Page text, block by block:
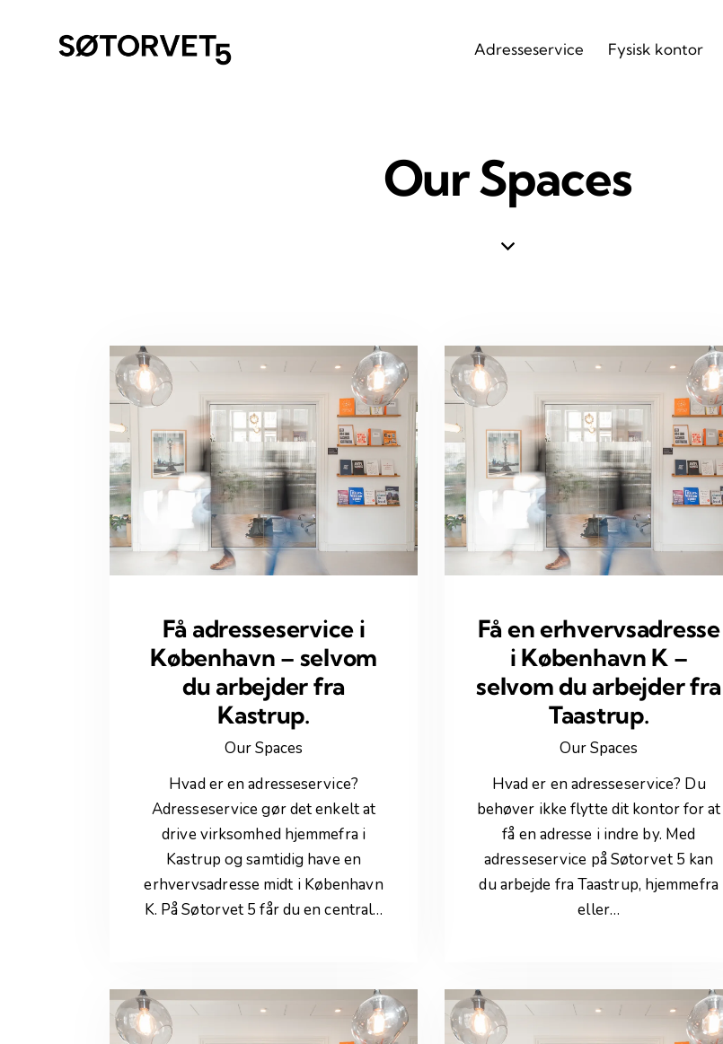
Adresseservice Fysisk kontor
Our Spaces
Få adresseservice i
København – selvom
du arbejder fra
Kastrup.
Our Spaces
Hvad er en adresseservice?
Adresseservice gør det enkelt at
drive virksomhed hjemmefra i
Kastrup og samtidig have en
erhvervsadresse midt i København
K. På Søtorvet 5 får du en central…
Få en erhvervsadresse
i København K –
selvom du arbejder fra
Taastrup.
Our Spaces
Hvad er en adresseservice? Du
behøver ikke flytte dit kontor for at
få en adresse i indre by. Med
adresseservice på Søtorvet 5 kan
du arbejde fra Taastrup, hjemmefra
eller…